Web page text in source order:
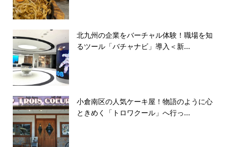
北九州の企業をバーチャル体験！職場を知
るツール「バチャナビ」導入＜新...
小倉南区の人気ケーキ屋！物語のように心
ときめく「トロワクール」へ行っ...